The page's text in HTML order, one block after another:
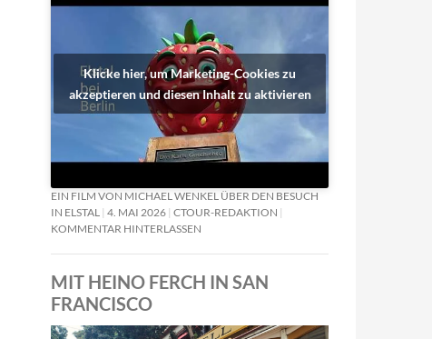
Klicke hier, um Marketing-Cookies zu
akzeptieren und diesen Inhalt zu aktivieren
EIN FILM VON MICHAEL WENKEL ÜBER DEN BESUCH
IN ELSTAL 4. MAI 2026 CTOUR-REDAKTION
KOMMENTAR HINTERLASSEN
MIT HEINO FERCH IN SAN
FRANCISCO